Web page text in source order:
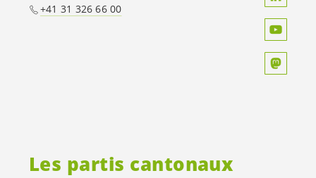
Les partis cantonaux
+41 31 326 66 00